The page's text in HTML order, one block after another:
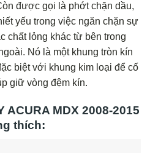
được gọi là phớt chặn dầu,
yếu trong việc ngăn chặn sự
chất lỏng khác từ bên trong
Nó là một khung tròn kín
biệt với khung kim loại để cố
giữ vòng đệm kín.
ACURA MDX 2008-2015
thích: